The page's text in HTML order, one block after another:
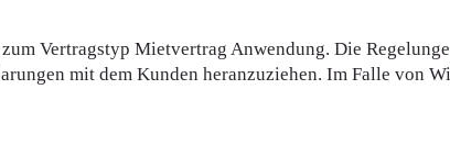
Vertragstyp Mietvertrag Anwendung. Die
mit dem Kunden heranzuziehen. Im Falle von